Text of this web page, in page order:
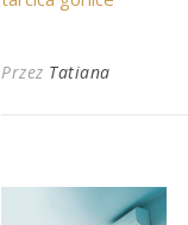
Przez Tatiana